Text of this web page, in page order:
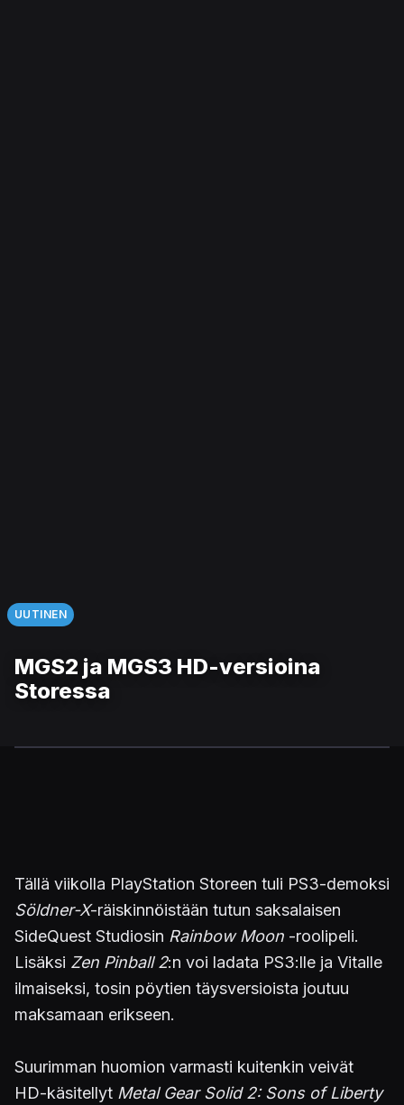
UUTINEN
MGS2 ja MGS3 HD-versioina
Storessa
Tällä viikolla PlayStation Storeen tuli PS3-demoksi
Söldner-X-räiskinnöistään tutun saksalaisen
SideQuest Studiosin Rainbow Moon -roolipeli.
Lisäksi Zen Pinball 2:n voi ladata PS3:lle ja Vitalle
ilmaiseksi, tosin pöytien täysversioista joutuu
maksamaan erikseen.
Suurimman huomion varmasti kuitenkin veivät
HD-käsitellyt Metal Gear Solid 2: Sons of Liberty